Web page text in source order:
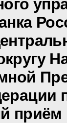
приём